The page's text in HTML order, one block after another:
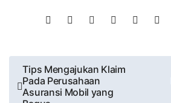
Post
navigation
Tips Mengajukan Klaim
Pada Perusahaan
Asuransi Mobil yang